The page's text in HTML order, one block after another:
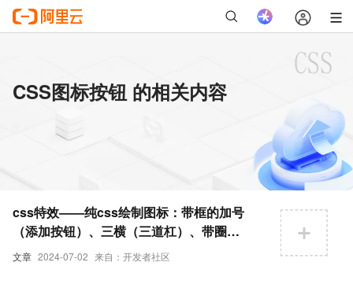
CSS图标按钮 的相关内容
文章 2024-07-02 来自：开发者社区
css特效——纯css绘制图标：带框的加号
（添加按钮）、三横（三道杠）、带圈点
（双层圆点）